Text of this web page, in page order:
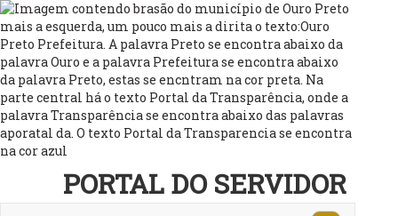
PORTAL DO SERVIDOR